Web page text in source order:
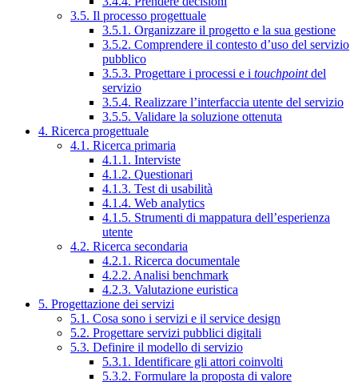
3.5. Il processo progettuale
3.5.1. Organizzare il progetto e la sua gestione
3.5.2. Comprendere il contesto d’uso del servizio
pubblico
3.5.3. Progettare i processi e i touchpointdel
servizio
3.5.4. Realizzare l’interfaccia utente del servizio
3.5.5. Validare la soluzione ottenuta
4. Ricerca progettuale
4.1. Ricerca primaria
4.1.1. Interviste
4.1.2. Questionari
4.1.3. Test di usabilità
4.1.4. Web analytics
4.1.5. Strumenti di mappatura dell’esperienza
utente
4.2. Ricerca secondaria
4.2.1. Ricerca documentale
4.2.2. Analisi benchmark
4.2.3. Valutazione euristica
5. Progettazione dei servizi
5.1. Cosa sono i servizi e il service design
5.2. Progettare servizi pubblici digitali
5.3. Definire il modello di servizio
5.3.1. Identificare gli attori coinvolti
5.3.2. Formulare la proposta di valore